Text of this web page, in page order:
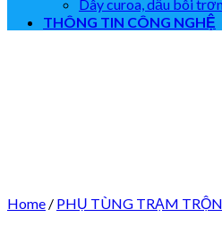
Dây curoa, dầu bôi
THÔNG TIN CÔNG NGHỆ
Home / PHỤ TÙNG TRẠM TRỘN